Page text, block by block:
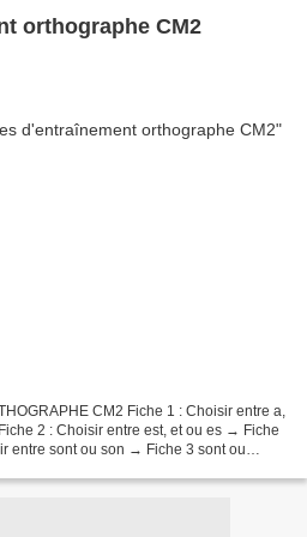
orthographe CM2
CM2 Fiche 1 : Choisir entre a,
2 : Choisir entre est, et ou es → Fiche
entre sont ou son → Fiche 3 sont ou